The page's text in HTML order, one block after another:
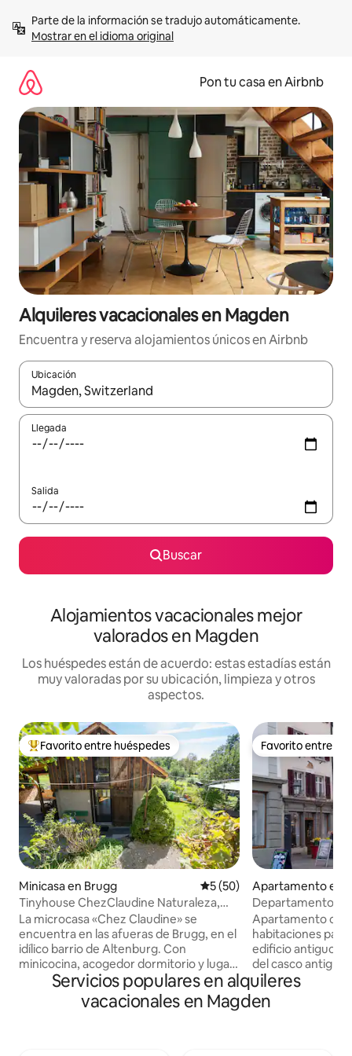
contenidoMostrar en el idioma original
Pon tu casa en Airbnb
Alquileres vacacionales en Magden
Encuentra y reserva alojamientos únicos en Airbnb
Ubicación
Cuando los resultados estén disponibles, navega con las
Llegada
Salida
Buscar
Alojamientos vacacionales mejor
valorados en Magden
Los huéspedes están de acuerdo: estas estadías están
muy valoradas por su ubicación, limpieza y otros
aspectos.
Favorito entre huéspedes preferido
Favorito entre huéspedes
Minicasa en Brugg Calificación promedio: 5 de
5 (50)
Tinyhouse ChezClaudine Naturaleza,
Relax, Jardín, Aare
La microcasa «Chez Claudine» se
encuentra en las afueras de Brugg, en el
idílico barrio de Altenburg. Con
minicocina, acogedor dormitorio y lugar
de trabajo en la galería con vistas,
asiento en el jardín salvajemente
romántico, aparcamiento gratuito y wifi.
Favorito entre
Favorito entre
Apartamento en
n
Departamento de
Rheinfelden, Suiza
Apartamento
habitaciones para
edificio antiguo
del casco antiguo
vistas al histórico
minutos a pie de
los lugares de
Servicios populares en alquileres
vacacionales en Magden